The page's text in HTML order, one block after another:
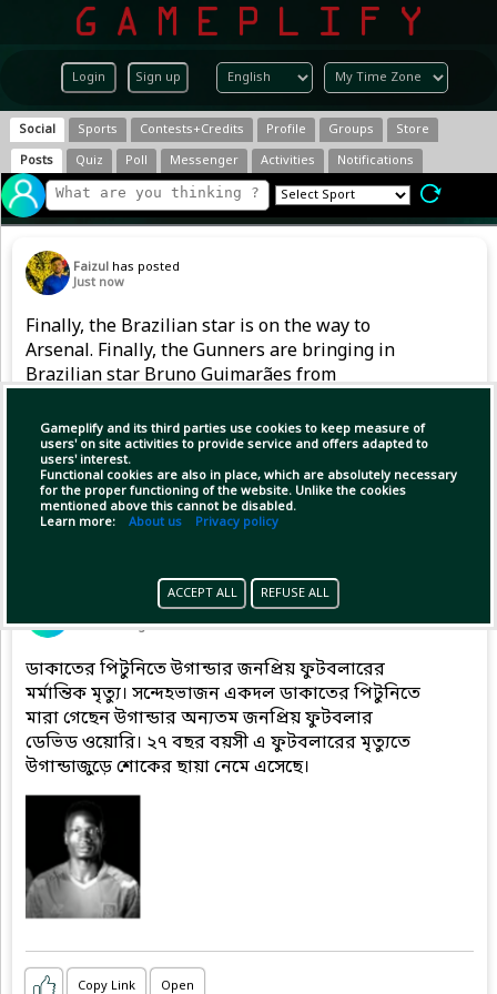
Login Sign up
Gameplify and its third parties use cookies to keep measure of
users' on site activities to provide service and offers adapted to
users' interest.
Functional cookies are also in place, which are absolutely necessary
for the proper functioning of the website. Unlike the cookies
mentioned above this cannot be disabled.
Learn more: About us Privacy policy
ACCEPT ALL REFUSE ALL
Social Sports Contests+Credits Profile Groups
Store
Posts
Quiz Poll Messenger Activities Notifications
Faizul has posted
Just now
Finally, the Brazilian star is on the way to
Arsenal. Finally, the Gunners are bringing in
Brazilian star Bruno Guimarães from
(1) Copy Link Open
MilonBD
has posted
1 minute ago
ডাকাতের পিটুনিতে উগান্ডার জনপ্রিয় ফুটবলারের
মর্মান্তিক মৃত্যু। সন্দেহভাজন একদল ডাকাতের পিটুনিতে
মারা গেছেন উগান্ডার অন্যতম জনপ্রিয় ফুটবলার
ডেভিড ওয়োরি। ২৭ বছর বয়সী এ ফুটবলারের মৃত্যুতে
উগান্ডাজুড়ে শোকের ছায়া নেমে এসেছে।
Copy Link Open